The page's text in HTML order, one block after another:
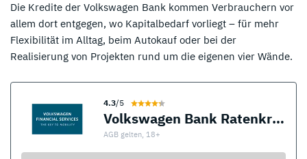
Die Kredite der Volkswagen Bank kommen Verbrauchern vor
allem dort entgegen, wo Kapitalbedarf vorliegt – für mehr
Flexibilität im Alltag, beim Autokauf oder bei der
Realisierung von Projekten rund um die eigenen vier Wände.
4.3/5
Volkswagen Bank Ratenkredit
AGB gelten, 18+